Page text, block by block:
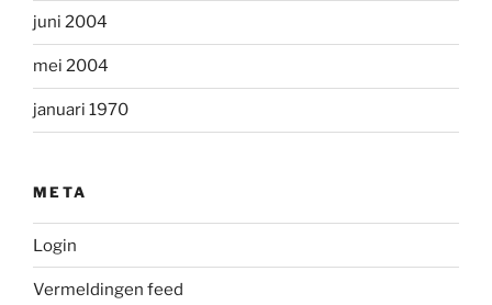
juni 2004
mei 2004
januari 1970
META
Login
Vermeldingen feed